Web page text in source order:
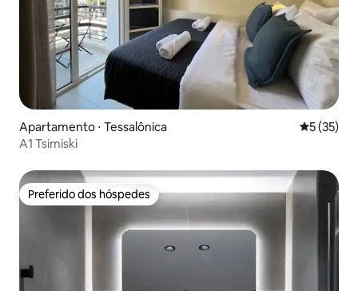
Apartamento ⋅ Tessalônica 5 de uma
5 (35)
A1 Tsimiski
Preferido dos hóspedes
Preferido dos hóspedes